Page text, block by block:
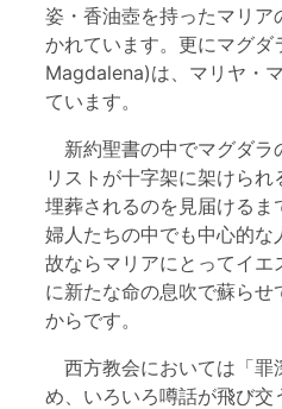
姿・香油壺を持ったマリア
かれています。更にマグ
Magdalena)は、マリヤ・
ています。
新約聖書の中でマグダラ
リストが十字架に架けら
埋葬されるのを見届けるま
婦人たちの中でも中心的
故ならマリアにとってイ
に新たな命の息吹で蘇ら
からです。
西方教会においては「罪
め、いろいろ噂話が飛び交